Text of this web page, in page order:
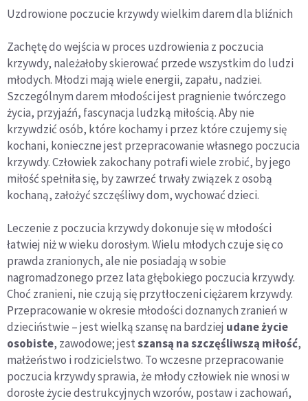
Uzdrowione poczucie krzywdy wielkim darem dla bliźnich
Zachętę do wejścia w proces uzdrowienia z poczucia
krzywdy, należałoby skierować przede wszystkim do ludzi
młodych. Młodzi mają wiele energii, zapału, nadziei.
Szczególnym darem młodości jest pragnienie twórczego
życia, przyjaźń, fascynacja ludzką miłością. Aby nie
krzywdzić osób, które kochamy i przez które czujemy się
kochani, konieczne jest przepracowanie własnego poczucia
krzywdy. Człowiek zakochany potrafi wiele zrobić, by jego
miłość spełniła się, by zawrzeć trwały związek z osobą
kochaną, założyć szczęśliwy dom, wychować dzieci.
Leczenie z poczucia krzywdy dokonuje się w młodości
łatwiej niż w wieku dorosłym. Wielu młodych czuje się co
prawda zranionych, ale nie posiadają w sobie
nagromadzonego przez lata głębokiego poczucia krzywdy.
Choć zranieni, nie czują się przytłoczeni ciężarem krzywdy.
Przepracowanie w okresie młodości doznanych zranień w
dzieciństwie – jest wielką szansę na bardziej udane życie
osobiste, zawodowe; jestszansą na szczęśliwszą miłość,
małżeństwo i rodzicielstwo. To wczesne przepracowanie
poczucia krzywdy sprawia, że młody człowiek nie wnosi w
dorosłe życie destrukcyjnych wzorów, postaw i zachowań,